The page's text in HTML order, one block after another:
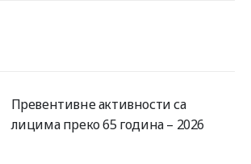
Превентивне активности са
лицима преко 65 година – 2026